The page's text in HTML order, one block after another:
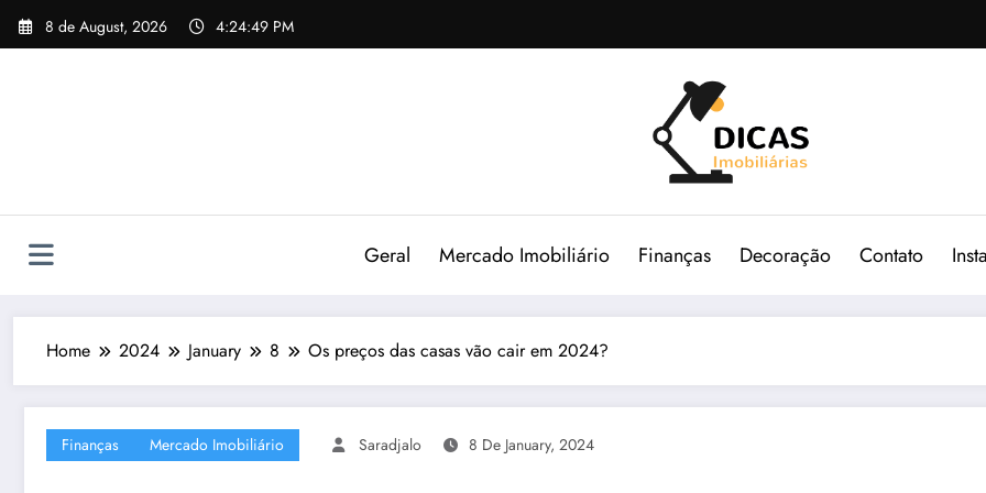
Skip
8 de August, 2026 4:24:50 PM
Geral Mercado Imobiliário Finanças Decoração Contato
Home 2024 January 8 Os preços das casas vão cair em 2024?
Finanças Mercado Imobiliário Saradjalo 8 De January, 2024